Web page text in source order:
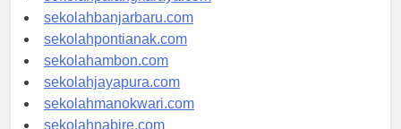
sekolahpalangkaraya.com
sekolahbanjarbaru.com
sekolahpontianak.com
sekolahambon.com
sekolahjayapura.com
sekolahmanokwari.com